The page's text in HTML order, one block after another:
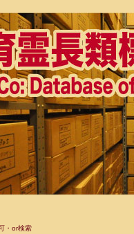
・or検索